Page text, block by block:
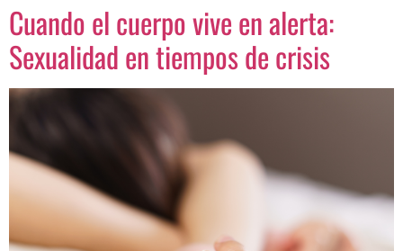
Cuando el cuerpo vive en alerta:
Sexualidad en tiempos de crisis